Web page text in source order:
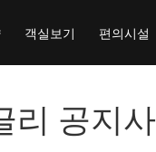
객실보기 편의시설
리 공지